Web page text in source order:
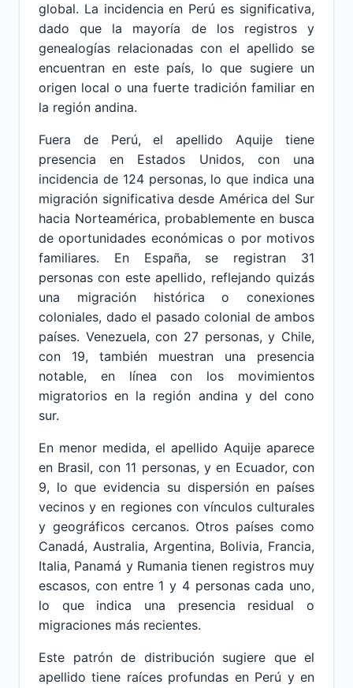
global. La incidencia en Perú es significativa,
dado que la mayoría de los registros y
genealogías relacionadas con el apellido se
encuentran en este país, lo que sugiere un
origen local o una fuerte tradición familiar en
la región andina.
Fuera de Perú, el apellido Aquije tiene
presencia en Estados Unidos, con una
incidencia de 124 personas, lo que indica una
migración significativa desde América del Sur
hacia Norteamérica, probablemente en busca
de oportunidades económicas o por motivos
familiares. En España, se registran 31
personas con este apellido, reflejando quizás
una migración histórica o conexiones
coloniales, dado el pasado colonial de ambos
países. Venezuela, con 27 personas, y Chile,
con 19, también muestran una presencia
notable, en línea con los movimientos
migratorios en la región andina y del cono
sur.
En menor medida, el apellido Aquije aparece
en Brasil, con 11 personas, y en Ecuador, con
9, lo que evidencia su dispersión en países
vecinos y en regiones con vínculos culturales
y geográficos cercanos. Otros países como
Canadá, Australia, Argentina, Bolivia, Francia,
Italia, Panamá y Rumania tienen registros muy
escasos, con entre 1 y 4 personas cada uno,
lo que indica una presencia residual o
migraciones más recientes.
Este patrón de distribución sugiere que el
apellido tiene raíces profundas en Perú y en